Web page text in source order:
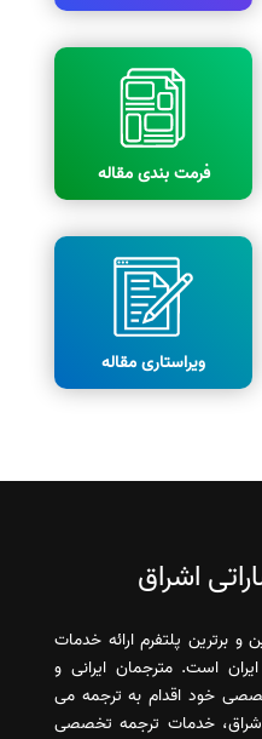
فرمت بندی مقاله
ویراستاری مقاله
اشراق
و برترین پلتفرم ارائه خدمات
است. مترجمان ایرانی و
خود اقدام به ترجمه می
اشراق، خدمات ترجمه تخصصی